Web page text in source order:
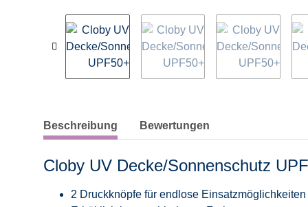
weitere Registerkarten anzeigen
Beschreibung Bewertungen
Cloby UV Decke/Sonnenschutz
2 Druckknöpfe für endlose Einsatzmöglichkeiten